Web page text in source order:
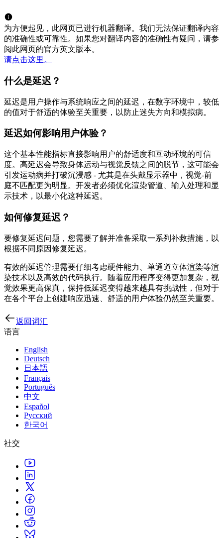
为方便起见，此网页已进行机器翻译。我们无法保证翻译内容
的准确性或可靠性。如果您对翻译内容的准确性有疑问，请参
阅此网页的官方英文版本。
请点击这里。
什么是延迟？
延迟是用户操作与系统响应之间的延迟，在数字环境中，较低
的值对于舒适的体验至关重要，以防止迷失方向和模拟病。
延迟如何影响用户体验？
这个基本性能指标直接影响用户的舒适度和互动环境的可信
度。高延迟会导致身体运动与视觉反馈之间的脱节，这可能会
引发运动病并打破沉浸感 - 尤其是在头戴显示器中，视觉-前
庭不匹配更为明显。开发者必须优化渲染管道、输入处理和显
示技术，以最小化这种延迟。
如何修复延迟？
要修复延迟问题，您需要了解并准备采取一系列补救措施，以
根据不同原因修复延迟。
有效的延迟管理需要仔细考虑硬件能力、单通道立体渲染等渲
染技术以及高效的代码执行。随着应用程序变得更加复杂，视
觉效果更高保真，保持低延迟变得越来越具有挑战性，但对于
在各个平台上创建响应迅速、舒适的用户体验仍然至关重要。
返回词汇
语言
English
Deutsch
日本語
Français
Português
中文
Español
Русский
한국어
社交